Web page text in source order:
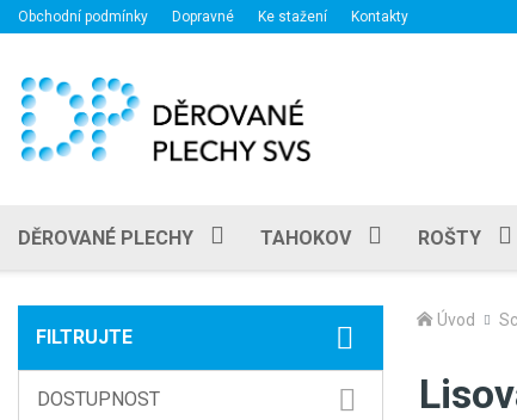
Obchodní podmínky Dopravné Ke stažení Kontakty
DĚROVANÉ PLECHY TAHOKOV ROŠTY
FILTRUJTE
DOSTUPNOST
Úvod